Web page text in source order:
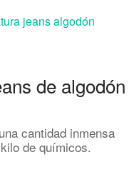
de algodón
cantidad inmensa
de químicos.